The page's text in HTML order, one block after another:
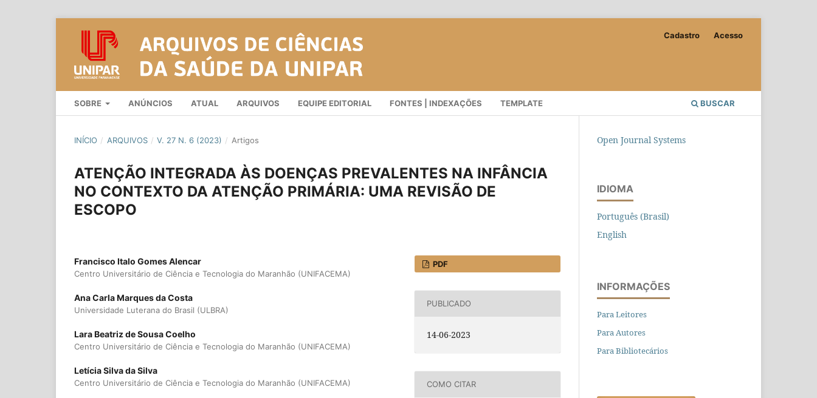
SOBRE ANÚNCIOS ATUAL ARQUIVOS EQUIPE EDITORIAL FONTES | INDEXAÇÕES TEMPLATE BUSCAR
Cadastro Acesso
INÍCIO / ARQUIVOS / V. 27 N. 6 (2023) / Artigos
ATENÇÃO INTEGRADA ÀS DOENÇAS PREVALENTES NA INFÂNCIA
NO CONTEXTO DA ATENÇÃO PRIMÁRIA: UMA REVISÃO DE
ESCOPO
Francisco Italo Gomes Alencar
Centro Universitário de Ciência e Tecnologia do Maranhão (UNIFACEMA)
Ana Carla Marques da Costa
Universidade Luterana do Brasil (ULBRA)
Lara Beatriz de Sousa Coelho
Centro Universitário de Ciência e Tecnologia do Maranhão (UNIFACEMA)
Letícia Silva da Silva
Centro Universitário de Ciência e Tecnologia do Maranhão (UNIFACEMA)
PDF
PUBLICADO
14-06-2023
COMO CITAR
Open Journal Systems
IDIOMA
Português (Brasil)
English
INFORMAÇÕES
Para Leitores
Para Autores
Para Bibliotecários